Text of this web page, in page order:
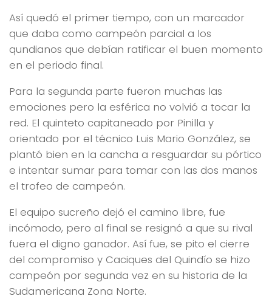
Así quedó el primer tiempo, con un marcador
que daba como campeón parcial a los
qundianos que debían ratificar el buen momento
en el periodo final.
Para la segunda parte fueron muchas las
emociones pero la esférica no volvió a tocar la
red. El quinteto capitaneado por Pinilla y
orientado por el técnico Luis Mario González, se
plantó bien en la cancha a resguardar su pórtico
e intentar sumar para tomar con las dos manos
el trofeo de campeón.
El equipo sucreño dejó el camino libre, fue
incómodo, pero al final se resignó a que su rival
fuera el digno ganador. Así fue, se pito el cierre
del compromiso y Caciques del Quindío se hizo
campeón por segunda vez en su historia de la
Sudamericana Zona Norte.